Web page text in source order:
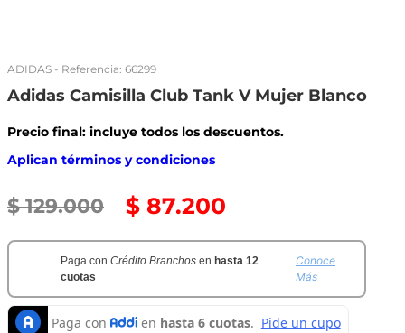
ADIDAS - Referencia: 66299
Adidas Camisilla Club Tank V Mujer Blanco
Precio final: incluye todos los descuentos.
Aplican términos y condiciones
$ 129.000 $ 87.200
Paga con Crédito Branchos en hasta 12
cuotas
Conoce
Más